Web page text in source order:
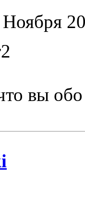
Ноября
вы